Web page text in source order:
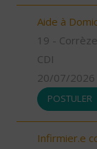
Aide à
19 - Corrèze
CDI
20/07/2026
POSTULER
Infirmier.e